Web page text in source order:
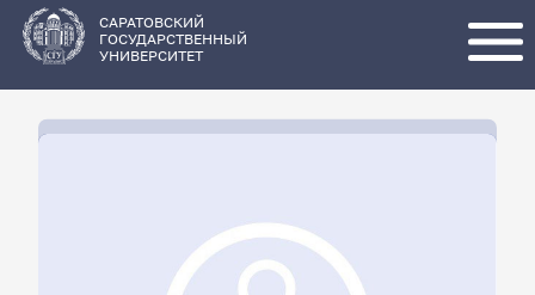
основному
содержанию
САРАТОВСКИЙ
ГОСУДАРСТВЕННЫЙ
УНИВЕРСИТЕТ